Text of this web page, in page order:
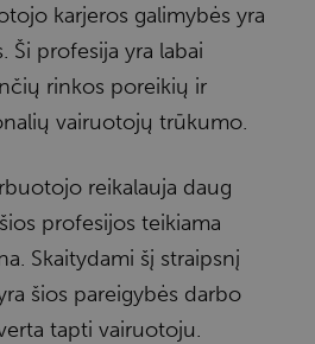
karjeros galimybės yra
Ši profesija yra labai
rinkos poreikių ir
vairuotojų trūkumo.
reikalauja daug
profesijos teikiama
Skaitydami šį straipsnį
šios pareigybės darbo
tapti vairuotoju.